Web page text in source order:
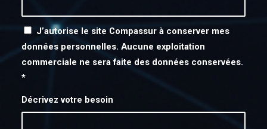
J’autorise le site Compassur à conserver mes
données personnelles. Aucune exploitation
commerciale ne sera faite des données conservées.
*
Décrivez votre besoin